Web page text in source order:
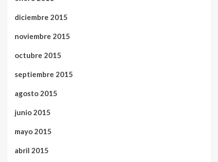
diciembre 2015
noviembre 2015
octubre 2015
septiembre 2015
agosto 2015
junio 2015
mayo 2015
abril 2015